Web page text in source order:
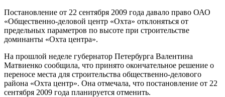
Постановление от 22 сентября 2009 года давало право ОАО
«Общественно-деловой центр «Охта» отклоняться от
предельных параметров по высоте при строительстве
доминанты «Охта центра».
На прошлой неделе губернатор Петербурга Валентина
Матвиенко сообщила, что принято окончательное решение о
переносе места для строительства общественно-делового
района «Охта центр». Она отмечала, что постановление от 22
сентября 2009 года планируется отменить.